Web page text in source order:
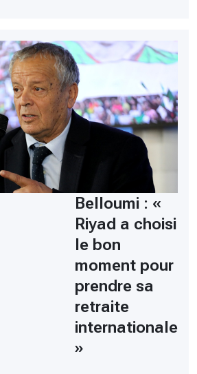
Belloumi : «
Riyad a choisi
le bon
moment pour
prendre sa
retraite
internationale
»